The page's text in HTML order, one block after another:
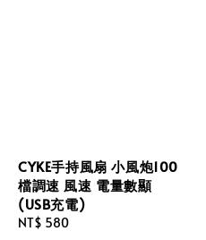
CYKE手持風扇 小風炮100
檔調速 風速 電量數顯
(USB充電)
Regular
NT$ 580